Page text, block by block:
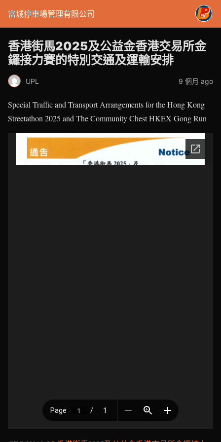
富城停車場管理有限公司
香港街馬2025及公益金香港交易所金
鑼接力賽的特別交通及運輸安排
UPL 9 個月 ago
Special Traffic and Transport Arrangements for the Hong Kong
Streetathon 2025 and The Community Chest HKEX Gong Run